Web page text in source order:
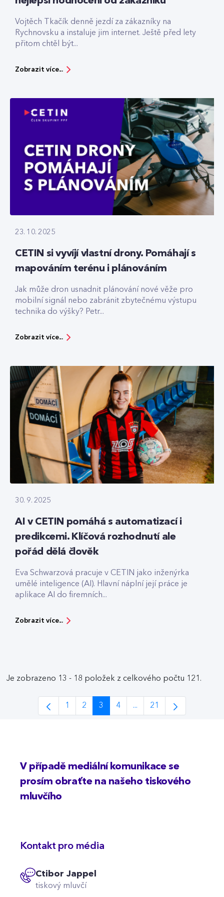
Vojtěch Tkačík denně jezdí za zákazníky na
Rychnovsku a instaluje jim internet. Ještě před lety
přitom chtěl být...
Zobrazit více...
23. 10. 2025
CETIN si vyvíjí vlastní drony. Pomáhají s
mapováním terénu i plánováním
Jak může dron usnadnit plánování nové věže pro
mobilní signál nebo zabránit zbytečnému výstupu
technika do výšky? Petr...
Zobrazit více...
30. 9. 2025
AI v CETIN pomáhá s automatizací i
predikcemi. Klíčová rozhodnutí ale
pořád dělá člověk
Eva Schwarzová pracuje v CETIN jako inženýrka
umělé inteligence (AI). Hlavní náplní její práce je
aplikace AI do firemních...
Zobrazit více...
Je zobrazeno 13 - 18 položek z celkového počtu 121.
Stránka
1
Stránka
2
Stránka
3
Stránka
4 ...
Intermediate Pages Use
Stránka
21
V případě mediální komunikace se
prosím obraťte na našeho tiskového
mluvčího
Kontakt pro média
Ctibor Jappel
tiskový mluvčí